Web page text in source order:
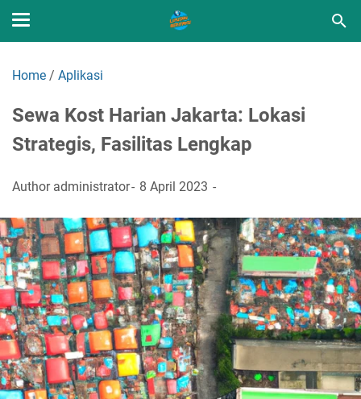
Home / Aplikasi
Sewa Kost Harian Jakarta: Lokasi
Strategis, Fasilitas Lengkap
Author administrator 8 April 2023